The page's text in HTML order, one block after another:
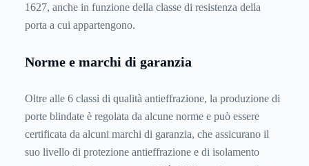
1627, anche in funzione della classe di resistenza della
porta a cui appartengono.
Norme e marchi di garanzia
Oltre alle 6 classi di qualità antieffrazione, la produzione di
porte blindate è regolata da alcune norme e può essere
certificata da alcuni marchi di garanzia, che assicurano il
suo livello di protezione antieffrazione e di isolamento